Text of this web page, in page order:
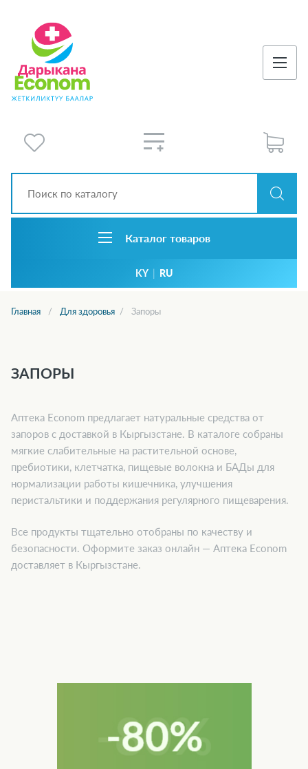
Каталог товаров
KY | RU
Главная Для здоровья Запоры
ЗАПОРЫ
Аптека Econom предлагает натуральные средства от
запоров с доставкой в Кыргызстане. В каталоге собраны
мягкие слабительные на растительной основе,
пребиотики, клетчатка, пищевые волокна и БАДы для
нормализации работы кишечника, улучшения
перистальтики и поддержания регулярного пищеварения.
Все продукты тщательно отобраны по качеству и
безопасности. Оформите заказ онлайн — Аптека Econom
доставляет в Кыргызстане.